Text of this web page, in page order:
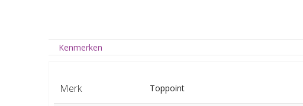
Kenmerken
Merk Toppoint